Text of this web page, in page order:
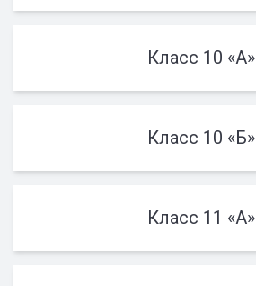
Класс 10 «А»
Класс 10 «Б»
Класс 11 «А»